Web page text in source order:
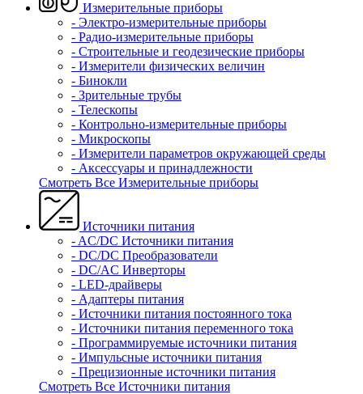
Измерительные приборы
- Электро-измерительные приборы
- Радио-измерительные приборы
- Строительные и геодезические приборы
- Измерители физических величин
- Бинокли
- Зрительные трубы
- Телескопы
- Контрольно-измерительные приборы
- Микроскопы
- Измерители параметров окружающей среды
- Аксессуары и принадлежности
Смотреть Все Измерительные приборы
Источники питания
- AC/DC Источники питания
- DC/DC Преобразователи
- DC/AC Инверторы
- LED-драйверы
- Адаптеры питания
- Источники питания постоянного тока
- Источники питания переменного тока
- Программируемые источники питания
- Импульсные источники питания
- Прецизионные источники питания
Смотреть Все Источники питания